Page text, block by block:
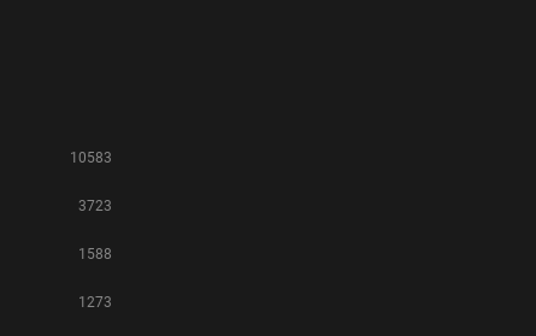
10583
3723
1588
1273